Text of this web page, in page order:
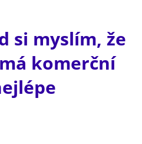
si myslím, že
komerční